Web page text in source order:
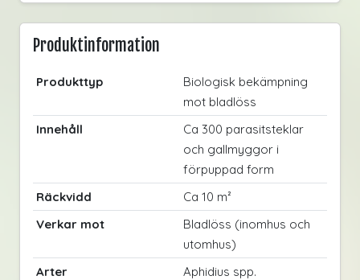
Produktinformation
Produkttyp
Biologisk bekämpning
mot bladlöss
Innehåll
Ca 300 parasitsteklar
och gallmyggor i
förpuppad form
Räckvidd
Ca 10 m²
Verkar mot
Bladlöss (inomhus och
utomhus)
Arter
Aphidius spp.